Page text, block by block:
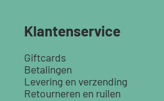
Klantenservice
Giftcards
Betalingen
Levering en verzending
Retourneren en ruilen